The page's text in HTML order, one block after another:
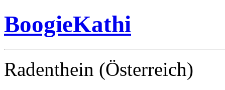
BoogieKathi
Radenthein (Österreich)